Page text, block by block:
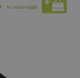
In voorraad